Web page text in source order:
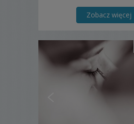
Zobacz więcej